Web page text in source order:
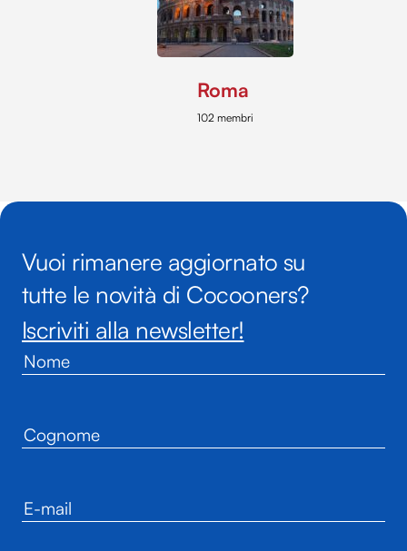
Roma
102 membri
Vuoi rimanere aggiornato su
tutte le novità di Cocooners?
Iscriviti alla newsletter!